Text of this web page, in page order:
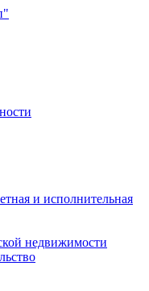
и исполнительная
недвижимости